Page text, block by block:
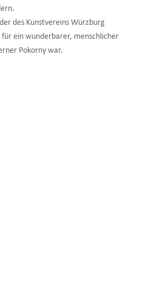
des Kunstvereins Würzburg
ein wunderbarer, menschlicher
Pokorny war.